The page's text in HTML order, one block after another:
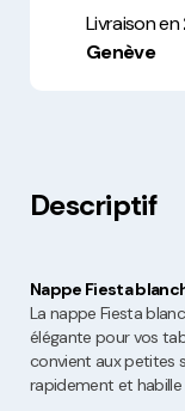
Livraison en
Genève
Descriptif
Nappe Fiesta
La nappe Fiesta
élégante pour vos
convient aux petites
rapidement et